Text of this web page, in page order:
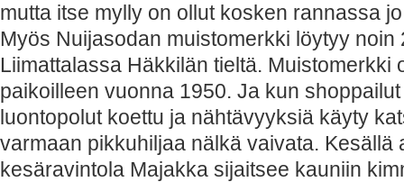
mutta itse mylly on ollut kosken rannassa
Myös Nuijasodan muistomerkki löytyy noin
Liimattalassa Häkkilän tieltä. Muistomerkki
paikoilleen vuonna 1950. Ja kun
luontopolut koettu ja nähtävyyksiä käyty
varmaan pikkuhiljaa nälkä vaivata. Kesällä
kesäravintola Majakka sijaitsee kauniin